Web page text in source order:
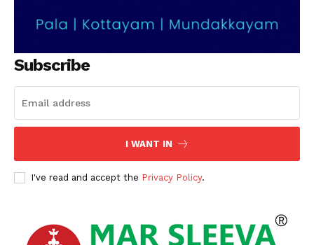
PALA VISION
About
Contact us
My account
Subscribe
I WANT IN
I've read and accept the Privacy Policy.